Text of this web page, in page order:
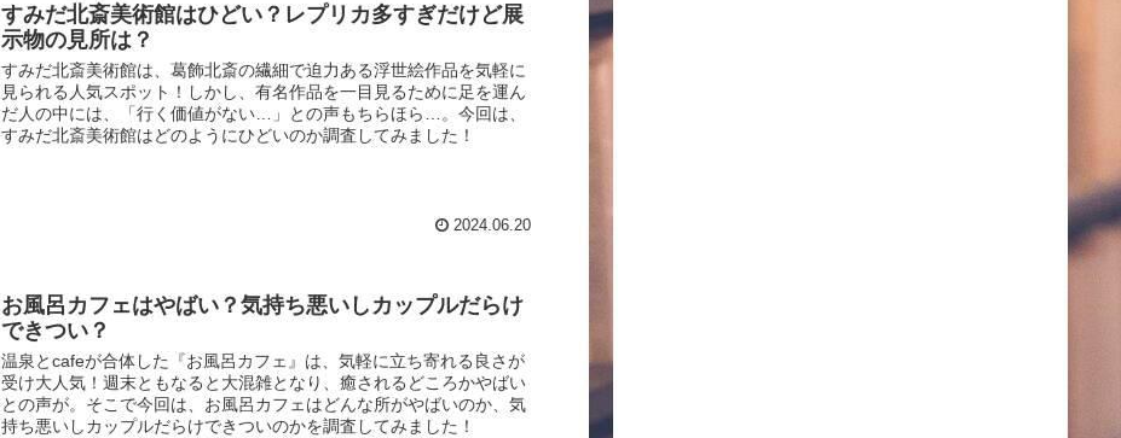
すみだ北斎美術館はひどい？レプリカ多すぎだけど展
示物の見所は？
すみだ北斎美術館は、葛飾北斎の繊細で迫力ある浮世絵作品を気軽に
見られる人気スポット！しかし、有名作品を一目見るために足を運ん
だ人の中には、「行く価値がない…」との声もちらほら…。今回は、
すみだ北斎美術館はどのようにひどいのか調査してみました！
2024.06.20
お風呂カフェはやばい？気持ち悪いしカップルだらけ
できつい？
温泉とcafeが合体した『お風呂カフェ』は、気軽に立ち寄れる良さが
受け大人気！週末ともなると大混雑となり、癒されるどころかやばい
との声が。そこで今回は、お風呂カフェはどんな所がやばいのか、気
持ち悪いしカップルだらけできついのかを調査してみました！